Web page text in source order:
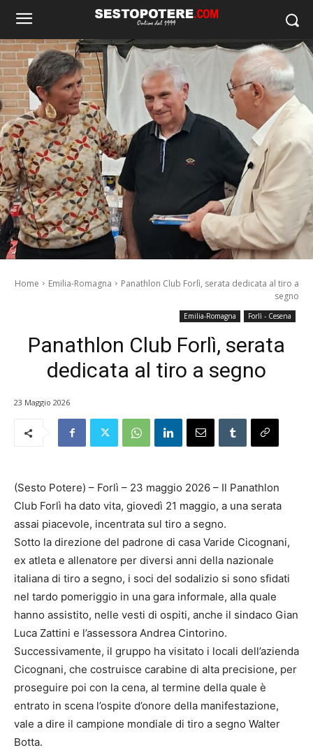
Home Emilia-Romagna
Panathlon Club Forlì, serata dedicata al tiro a
segno
Emilia-Romagna Forlì - Cesena
Panathlon Club Forlì, serata
dedicata al tiro a segno
23 Maggio 2026
(Sesto Potere) – Forlì – 23 maggio 2026 – Il Panathlon
Club Forlì ha dato vita, giovedì 21 maggio, a una serata
assai piacevole, incentrata sul tiro a segno.
Sotto la direzione del padrone di casa Varide Cicognani,
ex atleta e allenatore per diversi anni della nazionale
italiana di tiro a segno, i soci del sodalizio si sono sfidati
nel tardo pomeriggio in una gara informale, alla quale
hanno assistito, nelle vesti di ospiti, anche il sindaco Gian
Luca Zattini e l’assessora Andrea Cintorino.
Successivamente, il gruppo ha visitato i locali dell’azienda
Cicognani, che costruisce carabine di alta precisione, per
proseguire poi con la cena, al termine della quale è
entrato in scena l’ospite d’onore della manifestazione,
vale a dire il campione mondiale di tiro a segno Walter
Botta.